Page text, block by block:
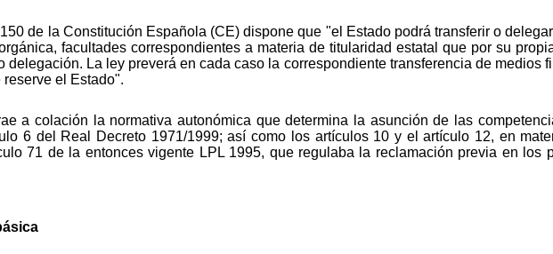
de la Constitución Española (CE) dispone que "el Estado podrá transferir o
facultades correspondientes a materia de titularidad estatal que por su
delegación. La ley preverá en cada caso la correspondiente transferencia de medios
el Estado".
a colación la normativa autonómica que determina la asunción de las
6 del Real Decreto 1971/1999; así como los artículos 10 y el artículo 12, en
71 de la entonces vigente LPL 1995, que regulaba la reclamación previa en los